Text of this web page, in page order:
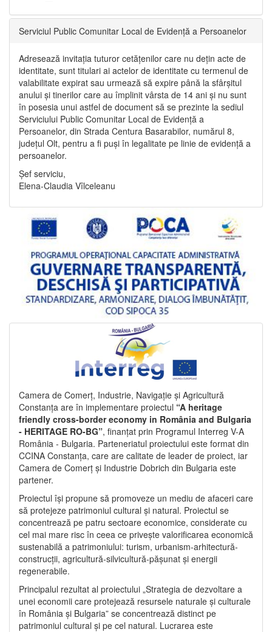
Serviciul Public Comunitar Local de Evidență a Persoanelor
Adresează invitația tuturor cetățenilor care nu dețin acte de
identitate, sunt titulari ai actelor de identitate cu termenul de
valabilitate expirat sau urmează să expire până la sfârșitul
anului și tinerilor care au împlinit vârsta de 14 ani și nu sunt
în posesia unui astfel de document să se prezinte la sediul
Serviciului Public Comunitar Local de Evidență a
Persoanelor, din Strada Centura Basarabilor, numărul 8,
județul Olt, pentru a fi puși în legalitate pe linie de evidență a
persoanelor.
Șef serviciu,
Elena-Claudia Vîlceleanu
Camera de Comerț, Industrie, Navigație și Agricultură
Constanța are în implementare proiectul “A heritage
friendly cross-border economy in România and Bulgaria
- HERITAGE RO-BG”, finanțat prin Programul Interreg V-A
România - Bulgaria. Parteneriatul proiectului este format din
CCINA Constanța, care are calitate de leader de proiect, iar
Camera de Comerț și Industrie Dobrich din Bulgaria este
partener.
Proiectul își propune să promoveze un mediu de afaceri care
să protejeze patrimoniul cultural și natural. Proiectul se
concentrează pe patru sectoare economice, considerate cu
cel mai mare risc în ceea ce privește valorificarea economică
sustenabilă a patrimoniului: turism, urbanism-arhitectură-
construcții, agricultură-silvicultură-pășunat și energii
regenerabile.
Principalul rezultat al proiectului „Strategia de dezvoltare a
unei economii care protejează resursele naturale și culturale
în România și Bulgaria” se concentrează distinct pe
patrimoniul cultural și pe cel natural. Lucrarea este